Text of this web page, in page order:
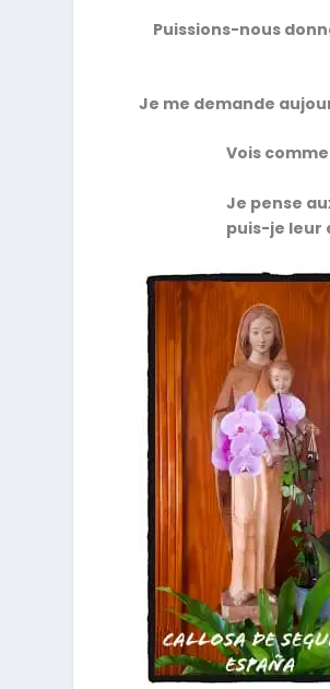
Puissions-nous
Je me demande
Vois
Je pense
puis-je leur